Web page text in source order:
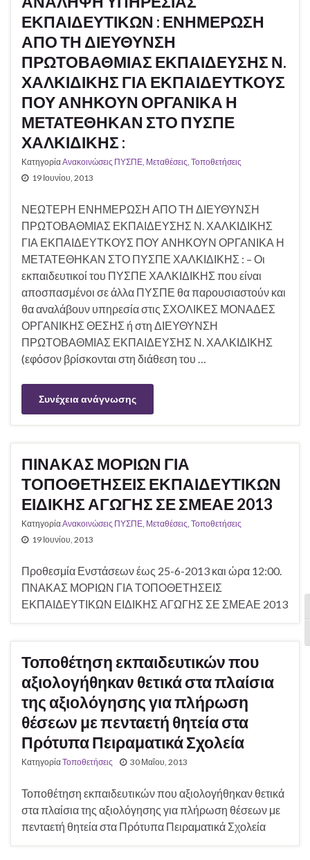
ΕΚΠΑΙΔΕΥΤΙΚΩΝ : ΕΝΗΜΕΡΩΣΗ
ΑΠΟ ΤΗ ΔΙΕΥΘΥΝΣΗ
ΠΡΩΤΟΒΑΘΜΙΑΣ ΕΚΠΑΙΔΕΥΣΗΣ Ν.
ΧΑΛΚΙΔΙΚΗΣ ΓΙΑ ΕΚΠΑΙΔΕΥΤΚΟΥΣ
ΠΟΥ ΑΝΗΚΟΥΝ ΟΡΓΑΝΙΚΑ Η
ΜΕΤΑΤΕΘΗΚΑΝ ΣΤΟ ΠΥΣΠΕ
ΧΑΛΚΙΔΙΚΗΣ :
ΚατηγορίαΑνακοινώσεις ΠΥΣΠΕ Μεταθέσεις Τοποθετήσεις
19 Ιουνίου, 2013
ΝΕΩΤΕΡΗ ΕΝΗΜΕΡΩΣΗ ΑΠΟ ΤΗ ΔΙΕΥΘΥΝΣΗ
ΠΡΩΤΟΒΑΘΜΙΑΣ ΕΚΠΑΙΔΕΥΣΗΣ Ν. ΧΑΛΚΙΔΙΚΗΣ
ΓΙΑ ΕΚΠΑΙΔΕΥΤΚΟΥΣ ΠΟΥ ΑΝΗΚΟΥΝ ΟΡΓΑΝΙΚΑ Η
ΜΕΤΑΤΕΘΗΚΑΝ ΣΤΟ ΠΥΣΠΕ ΧΑΛΚΙΔΙΚΗΣ : – Οι
εκπαιδευτικοί του ΠΥΣΠΕ ΧΑΛΚΙΔΙΚΗΣ που είναι
αποσπασμένοι σε άλλα ΠΥΣΠΕ θα παρουσιαστούν και
θα αναλάβουν υπηρεσία στις ΣΧΟΛΙΚΕΣ ΜΟΝΑΔΕΣ
ΟΡΓΑΝΙΚΗΣ ΘΕΣΗΣ ή στη ΔΙΕΥΘΥΝΣΗ
ΠΡΩΤΟΒΑΘΜΙΑΣ ΕΚΠΑΙΔΕΥΣΗΣ Ν. ΧΑΛΚΙΔΙΚΗΣ
(εφόσον βρίσκονται στη διάθεση του …
Συνέχεια ανάγνωσης
ΠΙΝΑΚΑΣ ΜΟΡΙΩΝ ΓΙΑ
ΤΟΠΟΘΕΤΗΣΕΙΣ ΕΚΠΑΙΔΕΥΤΙΚΩΝ
ΕΙΔΙΚΗΣ ΑΓΩΓΗΣ ΣΕ ΣΜΕΑΕ 2013
ΚατηγορίαΑνακοινώσεις ΠΥΣΠΕ Μεταθέσεις Τοποθετήσεις
19 Ιουνίου, 2013
Προθεσμία Ενστάσεων έως 25-6-2013 και ώρα 12:00.
ΠΝΑΚΑΣ ΜΟΡΙΩΝ ΓΙΑ ΤΟΠΟΘΕΤΗΣΕΙΣ
ΕΚΠΑΙΔΕΥΤΙΚΩΝ ΕΙΔΙΚΗΣ ΑΓΩΓΗΣ ΣΕ ΣΜΕΑΕ 2013
Τοποθέτηση εκπαιδευτικών που
αξιολογήθηκαν θετικά στα πλαίσια
της αξιολόγησης για πλήρωση
θέσεων με πενταετή θητεία στα
Πρότυπα Πειραματικά Σχολεία
ΚατηγορίαΤοποθετήσεις 30 Μαΐου, 2013
Τοποθέτηση εκπαιδευτικών που αξιολογήθηκαν θετικά
στα πλαίσια της αξιολόγησης για πλήρωση θέσεων με
πενταετή θητεία στα Πρότυπα Πειραματικά Σχολεία